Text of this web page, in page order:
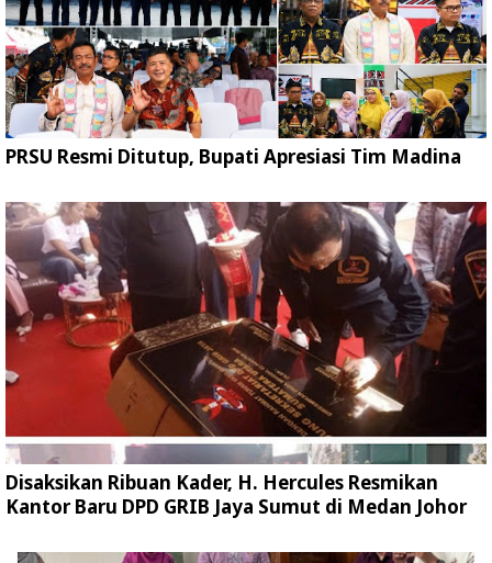
PRSU Resmi Ditutup, Bupati Apresiasi Tim Madina
Disaksikan Ribuan Kader, H. Hercules Resmikan
Kantor Baru DPD GRIB Jaya Sumut di Medan Johor